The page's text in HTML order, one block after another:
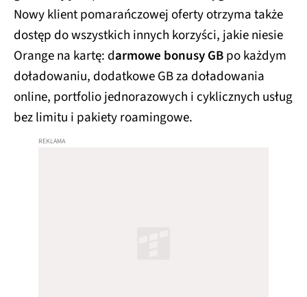
Nowy klient pomarańczowej oferty otrzyma także
dostęp do wszystkich innych korzyści, jakie niesie
Orange na kartę: darmowe bonusy GBpo każdym
doładowaniu, dodatkowe GB za doładowania
online, portfolio jednorazowych i cyklicznych usług
bez limitu i pakiety roamingowe.